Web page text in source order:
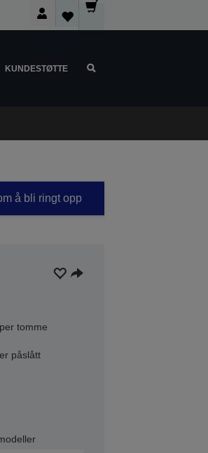
KUNDESTØTTE
å bli ringt opp
tomme
påslått